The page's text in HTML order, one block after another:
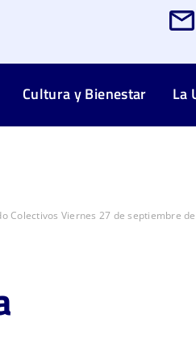
Cultura y Bienestar La
Colectivos Viernes 27 de septiembre